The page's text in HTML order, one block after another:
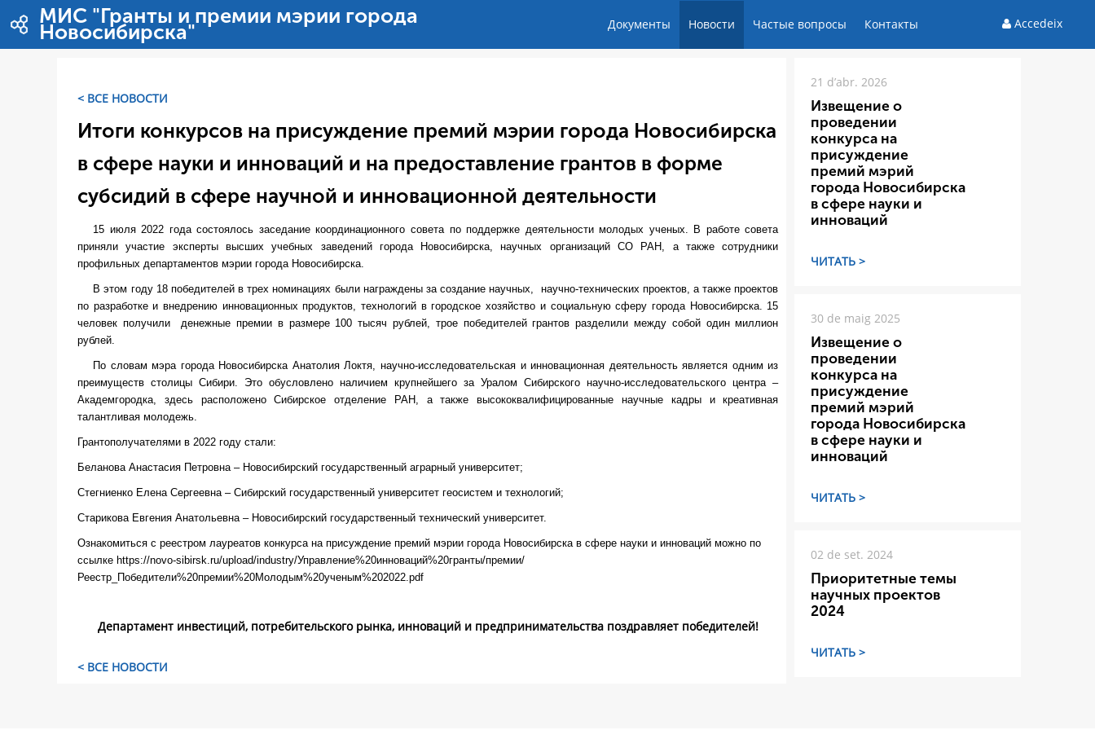
Salta al contigut
МИС "Гранты и премии мэрии города
Новосибирска" Документы Новости Частые вопросы Контакты Accedeix
< ВСЕ НОВОСТИ
Итоги конкурсов на присуждение премий мэрии города Новосибирска
в сфере науки и инноваций и на предоставление грантов в форме
субсидий в сфере научной и инновационной деятельности
15 июля 2022 года состоялось заседание координационного совета по поддержке деятельности молодых ученых. В работе совета
приняли участие эксперты высших учебных заведений города Новосибирска, научных организаций СО РАН, а также сотрудники
профильных департаментов мэрии города Новосибирска.
В этом году 18 победителей в трех номинациях были награждены за создание научных, научно-технических проектов, а также проектов
по разработке и внедрению инновационных продуктов, технологий в городское хозяйство и социальную сферу города Новосибирска. 15
человек получили денежные премии в размере 100 тысяч рублей, трое победителей грантов разделили между собой один миллион
рублей.
По словам мэра города Новосибирска Анатолия Локтя, научно-исследовательская и инновационная деятельность является одним из
преимуществ столицы Сибири. Это обусловлено наличием крупнейшего за Уралом Сибирского научно-исследовательского центра –
Академгородка, здесь расположено Сибирское отделение РАН, а также высококвалифицированные научные кадры и креативная
талантливая молодежь.
Грантополучателями в 2022 году стали:
Беланова Анастасия Петровна – Новосибирский государственный аграрный университет;
Стегниенко Елена Сергеевна – Сибирский государственный университет геосистем и технологий;
Старикова Евгения Анатольевна – Новосибирский государственный технический университет.
Ознакомиться с реестром лауреатов конкурса на присуждение премий мэрии города Новосибирска в сфере науки и инноваций можно по
ссылке https://novo-sibirsk.ru/upload/industry/Управление%20инноваций%20гранты/премии/
Реестр_Победители%20премии%20Молодым%20ученым%202022.pdf
Департамент инвестиций, потребительского рынка, инноваций и предпринимательства поздравляет победителей!
< ВСЕ НОВОСТИ
21 d’abr. 2026
Извещение о
проведении
конкурса на
присуждение
премий мэрий
города Новосибирска
в сфере науки и
инноваций
ЧИТАТЬ >
30 de maig 2025
Извещение о
проведении
конкурса на
присуждение
премий мэрий
города Новосибирска
в сфере науки и
инноваций
ЧИТАТЬ >
02 de set. 2024
Приоритетные темы
научных проектов
2024
ЧИТАТЬ >